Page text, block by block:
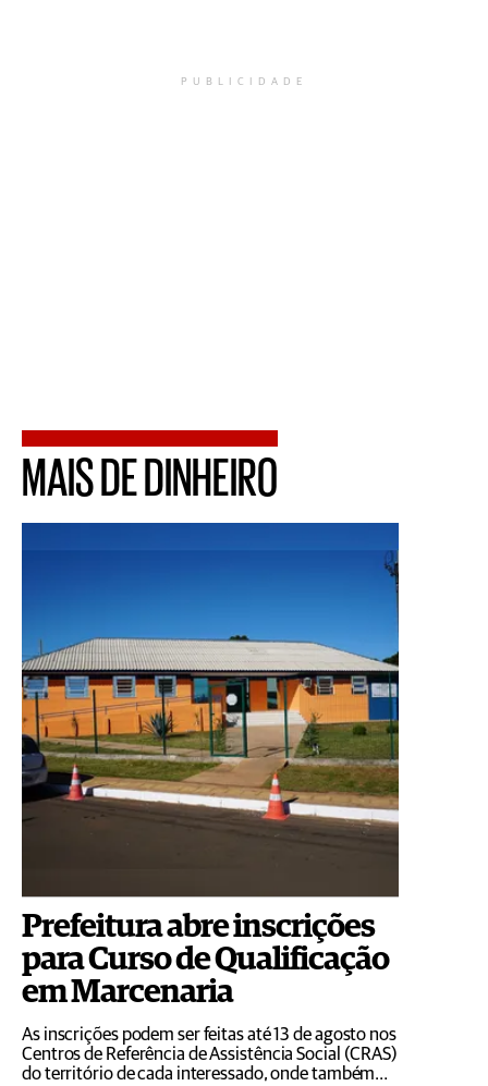
PUBLICIDADE
MAIS DE DINHEIRO
Prefeitura abre inscrições
para Curso de Qualificação
em Marcenaria
As inscrições podem ser feitas até 13 de agosto nos
Centros de Referência de Assistência Social (CRAS)
do território de cada interessado, onde também